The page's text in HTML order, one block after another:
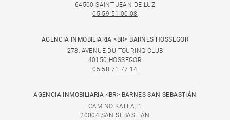
64500 SAINT-JEAN-DE-LUZ
05 59 51 00 08
AGENCIA INMOBILIARIA <BR> BARNES HOSSEGOR
278, AVENUE DU TOURING CLUB
40150 HOSSEGOR
05 58 71 77 14
AGENCIA INMOBILIARIA <BR> BARNES SAN SEBASTIÁN
CAMINO KALEA, 1
20004 SAN SEBASTIÁN